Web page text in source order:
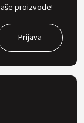
proizvode!